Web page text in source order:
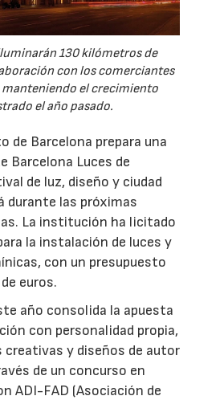
130 kilómetros de
con los comerciantes
manteniendo el crecimiento
el año pasado.
de Barcelona prepara una
Barcelona Luces de
de luz, diseño y ciudad
durante las próximas
La institución ha licitado
la instalación de luces y
con un presupuesto
euros.
año consolida la apuesta
con personalidad propia,
creativas y diseños de autor
de un concurso en
ADI-FAD (Asociación de